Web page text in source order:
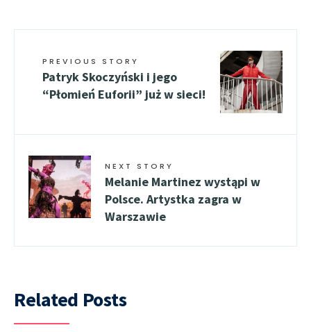
PREVIOUS STORY
Patryk Skoczyński i jego
“Płomień Euforii” już w sieci!
NEXT STORY
Melanie Martinez wystąpi w
Polsce. Artystka zagra w
Warszawie
Related Posts